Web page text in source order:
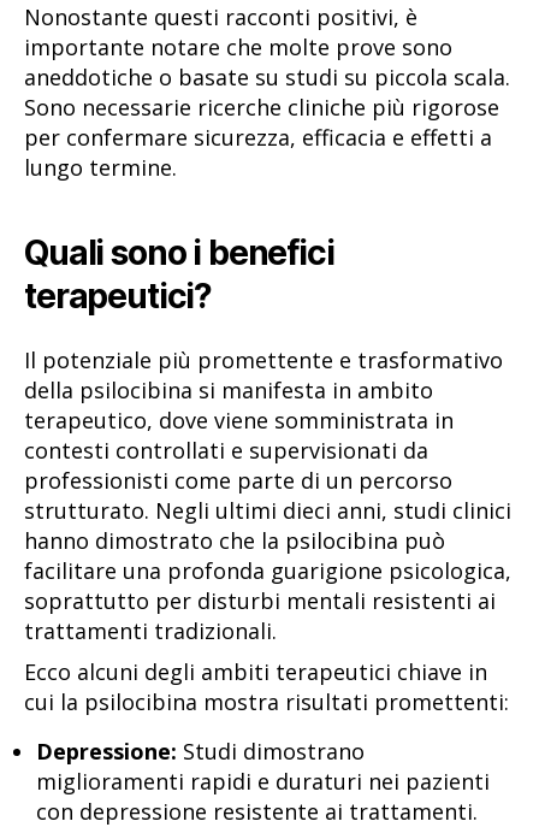
Nonostante questi racconti positivi, è
importante notare che molte prove sono
aneddotiche o basate su studi su piccola scala.
Sono necessarie ricerche cliniche più rigorose
per confermare sicurezza, efficacia e effetti a
lungo termine.
Quali sono i benefici
terapeutici?
Il potenziale più promettente e trasformativo
della psilocibina si manifesta in ambito
terapeutico, dove viene somministrata in
contesti controllati e supervisionati da
professionisti come parte di un percorso
strutturato. Negli ultimi dieci anni, studi clinici
hanno dimostrato che la psilocibina può
facilitare una profonda guarigione psicologica,
soprattutto per disturbi mentali resistenti ai
trattamenti tradizionali.
Ecco alcuni degli ambiti terapeutici chiave in
cui la psilocibina mostra risultati promettenti:
Depressione: Studi dimostrano
miglioramenti rapidi e duraturi nei pazienti
con depressione resistente ai trattamenti.